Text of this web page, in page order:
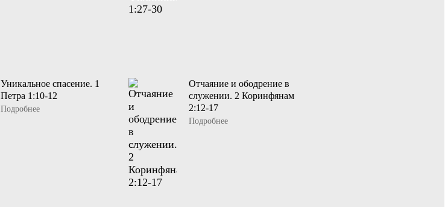
Уникальное спасение. 1
Петра 1:10-12
Подробнее
Отчаяние и ободрение в
служении. 2 Коринфянам
2:12-17
Подробнее